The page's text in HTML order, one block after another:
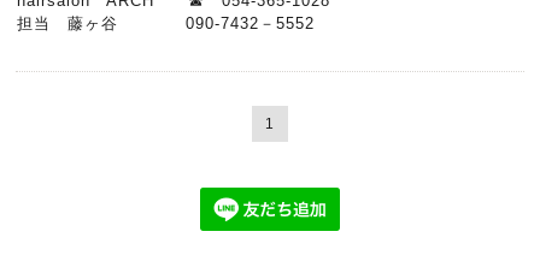
担当 藤ヶ谷 090-7432－5552
1